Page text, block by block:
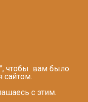
чтобы вам было
сайтом.
с этим.